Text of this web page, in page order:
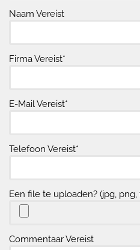
Naam Vereist
Firma Vereist*
E-Mail Vereist*
Telefoon Vereist*
Een file te uploaden? (jpg,
Commentaar Vereist